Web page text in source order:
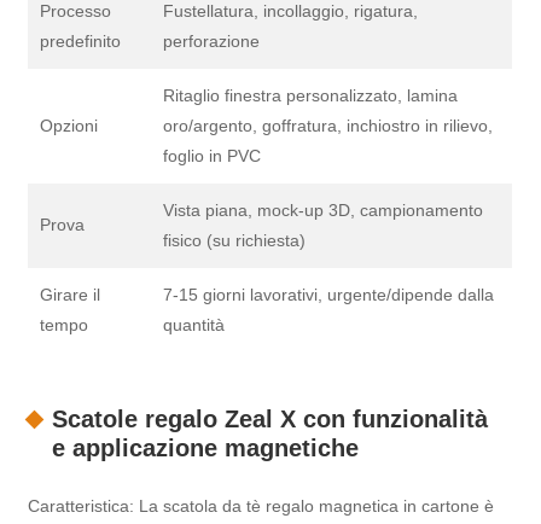
Processo
predefinito
Fustellatura, incollaggio, rigatura,
perforazione
Opzioni
Ritaglio finestra personalizzato, lamina
oro/argento, goffratura, inchiostro in rilievo,
foglio in PVC
Prova
Vista piana, mock-up 3D, campionamento
fisico (su richiesta)
Girare il
tempo
7-15 giorni lavorativi, urgente/dipende dalla
quantità
Scatole regalo Zeal X con funzionalità
e applicazione magnetiche
Caratteristica: La scatola da tè regalo magnetica in cartone è